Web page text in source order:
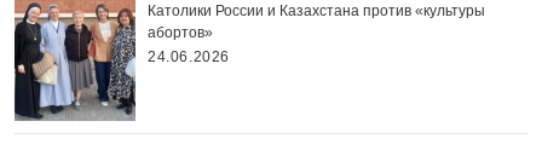
Католики России и Казахстана против «культуры
абортов»
24.06.2026